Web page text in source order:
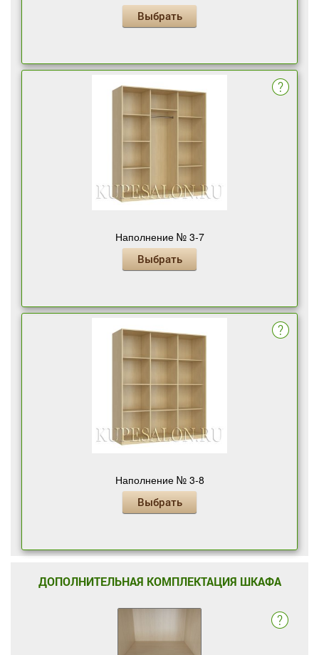
Выбрать
Наполнение № 3-7
Выбрать
Наполнение № 3-8
Выбрать
ДОПОЛНИТЕЛЬНАЯ КОМПЛЕКТАЦИЯ ШКАФА